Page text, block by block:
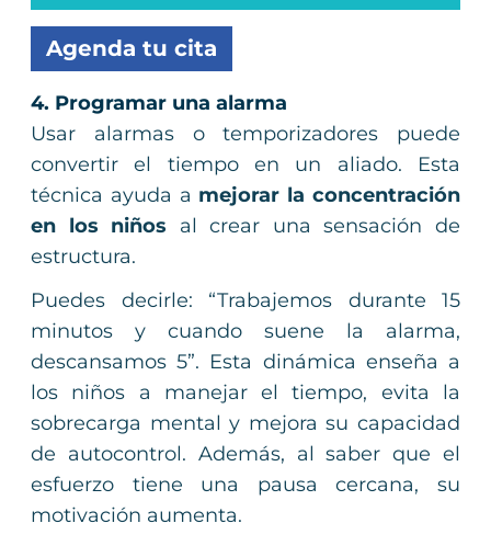
Agenda tu cita
4. Programar una alarma
Usar alarmas o temporizadores puede
convertir el tiempo en un aliado. Esta
técnica ayuda a mejorar la concentración
en los niños al crear una sensación de
estructura.
Puedes decirle: “Trabajemos durante 15
minutos y cuando suene la alarma,
descansamos 5”. Esta dinámica enseña a
los niños a manejar el tiempo, evita la
sobrecarga mental y mejora su capacidad
de autocontrol. Además, al saber que el
esfuerzo tiene una pausa cercana, su
motivación aumenta.